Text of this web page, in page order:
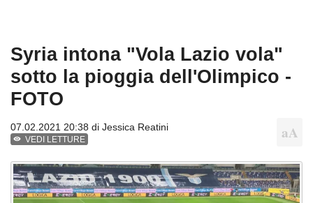
Syria intona "Vola Lazio vola"
sotto la pioggia dell'Olimpico -
FOTO
07.02.2021 20:38 di Jessica Reatini
VEDI LETTURE